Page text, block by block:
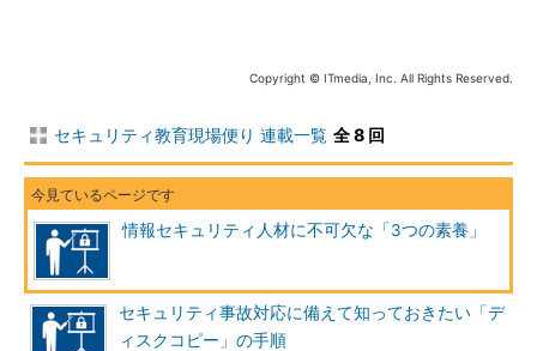
ていること」が大前提になります。
情報セキュリティ事故にはシステム障害などと違って「攻撃
者」が存在しますから、自組織で起こり得る事故を考えるには、
「どんな攻撃手法があるのか？」「その攻撃によってどのような
被害が出るのか？」といった攻撃手法に関する知識が不可欠とな
ります。
Copyright © ITmedia, Inc. All Rights Reserved.
セキュリティ教育現場便り 連載一覧 全 8 回
情報セキュリティ人材に不可欠な「3つの素養」
セキュリティ事故対応に備えて知っておきたい「デ
ィスクコピー」の手順